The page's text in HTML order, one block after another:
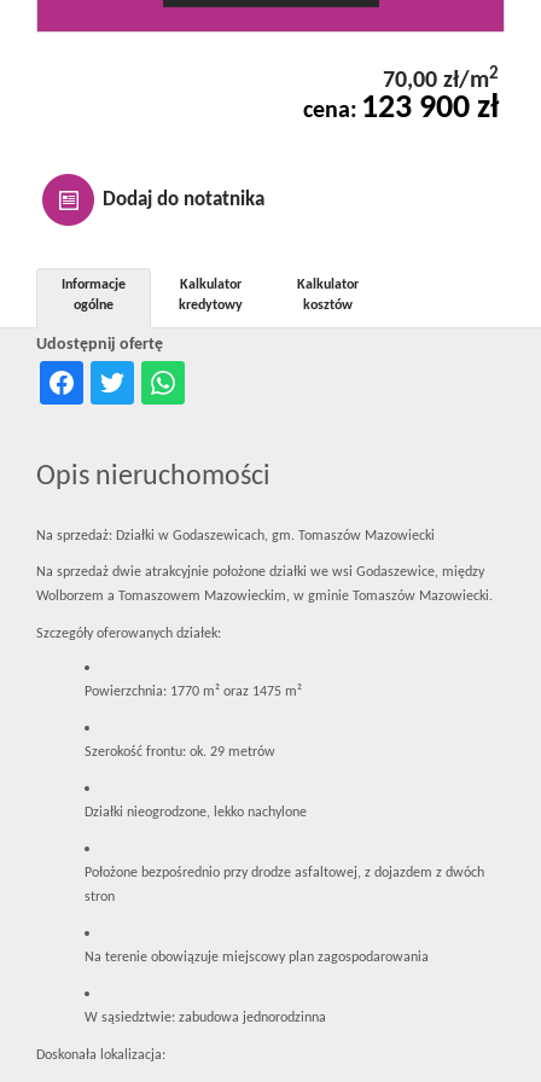
Notatnik
70,00 zł/m2
cena: 123 900 zł
Dodaj do notatnika
Udostępnij ofertę
Informacje
ogólne
Kalkulator
kredytowy
Kalkulator
kosztów
Opis nieruchomości
Na sprzedaż: Działki w Godaszewicach, gm. Tomaszów Mazowiecki
Na sprzedaż dwie atrakcyjnie położone działki we wsi Godaszewice, między
Wolborzem a Tomaszowem Mazowieckim, w gminie Tomaszów Mazowiecki.
Szczegóły oferowanych działek:
Powierzchnia: 1770 m² oraz 1475 m²
Szerokość frontu: ok. 29 metrów
Działki nieogrodzone, lekko nachylone
Położone bezpośrednio przy drodze asfaltowej, z dojazdem z dwóch
stron
Na terenie obowiązuje miejscowy plan zagospodarowania
W sąsiedztwie: zabudowa jednorodzinna
Doskonała lokalizacja: